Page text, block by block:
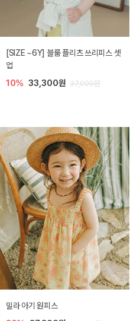
[SIZE ~6Y] 블룸 플리츠 쓰리피스 셋
업
10% 33,300원 37,000원
밀라 아기 원피스